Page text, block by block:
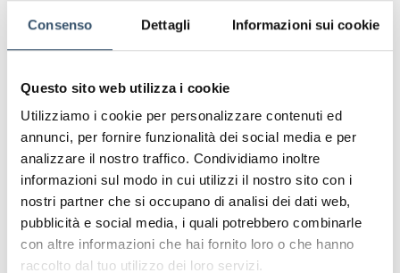
Consenso Dettagli Informazioni sui cookie
Questo sito web utilizza i cookie
Utilizziamo i cookie per personalizzare contenuti ed
annunci, per fornire funzionalità dei social media e per
analizzare il nostro traffico. Condividiamo inoltre
informazioni sul modo in cui utilizzi il nostro sito con i
nostri partner che si occupano di analisi dei dati web,
pubblicità e social media, i quali potrebbero combinarle
con altre informazioni che hai fornito loro o che hanno
raccolto dal tuo utilizzo dei loro servizi.
già esistenti. Anche la crescita e l’investimento sulle
persone continua: solo puntando su nuove risorse,
modo continuativo, possiamo
6 giorni su 6.
Siamo convinti che questa difficile situazione possa essere
tramutata in crescita e sviluppo, mantenendo la fiducia e
l’apprezzamento da parte dei nostri clienti che ci ha
sempre contraddistinto. Riteniamo infatti che l’attivazione
di cicli continui di miglioramento dell’efficienza e della
qualità sono infatti la chiave per cogliere i cambiamenti, e
farli propri in maniera incrementale.